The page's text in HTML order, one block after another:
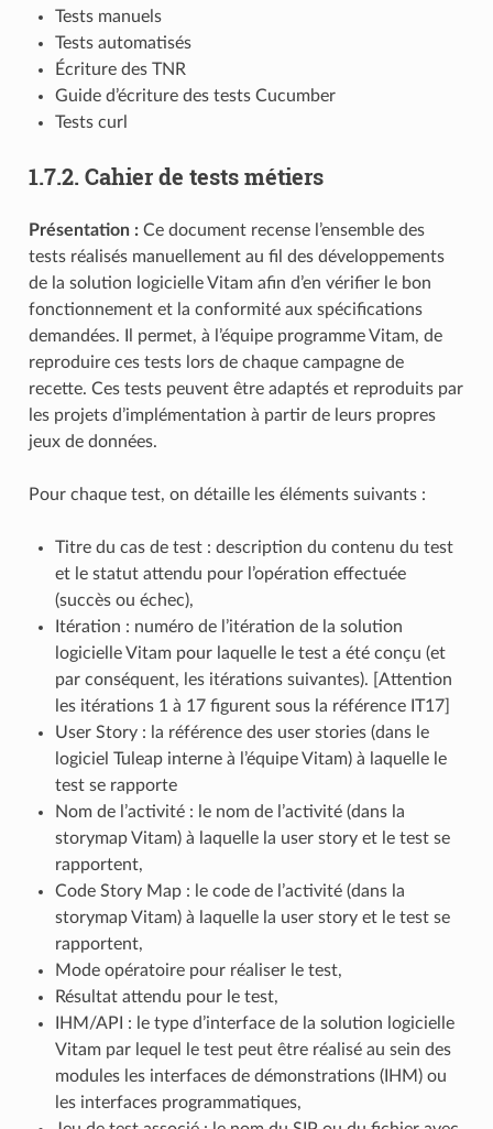
Tests manuels
Tests automatisés
Écriture des TNR
Guide d’écriture des tests Cucumber
Tests curl
1.7.2. Cahier de tests métiers
Présentation :Ce document recense l’ensemble des
tests réalisés manuellement au fil des développements
de la solution logicielle Vitam afin d’en vérifier le bon
fonctionnement et la conformité aux spécifications
demandées. Il permet, à l’équipe programme Vitam, de
reproduire ces tests lors de chaque campagne de
recette. Ces tests peuvent être adaptés et reproduits par
les projets d’implémentation à partir de leurs propres
jeux de données.
Pour chaque test, on détaille les éléments suivants :
Titre du cas de test : description du contenu du test
et le statut attendu pour l’opération effectuée
(succès ou échec),
Itération : numéro de l’itération de la solution
logicielle Vitam pour laquelle le test a été conçu (et
par conséquent, les itérations suivantes). [Attention
les itérations 1 à 17 figurent sous la référence IT17]
User Story : la référence des user stories (dans le
logiciel Tuleap interne à l’équipe Vitam) à laquelle le
test se rapporte
Nom de l’activité : le nom de l’activité (dans la
storymap Vitam) à laquelle la user story et le test se
rapportent,
Code Story Map : le code de l’activité (dans la
storymap Vitam) à laquelle la user story et le test se
rapportent,
Mode opératoire pour réaliser le test,
Résultat attendu pour le test,
IHM/API : le type d’interface de la solution logicielle
Vitam par lequel le test peut être réalisé au sein des
modules les interfaces de démonstrations (IHM) ou
les interfaces programmatiques,